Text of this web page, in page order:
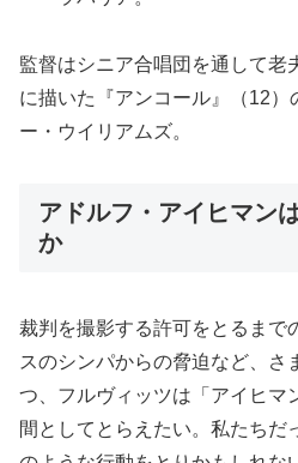
監督はシニア合唱団を通して老
に描いた『アンコール』（12）
ー・ウイリアムズ。
アドルフ・アイヒマン
か
裁判を撮影する許可をとるまで
スのシンパからの脅迫など、さ
つ、フルヴィッツは「アイヒマ
間としてとらえたい。私たちだ